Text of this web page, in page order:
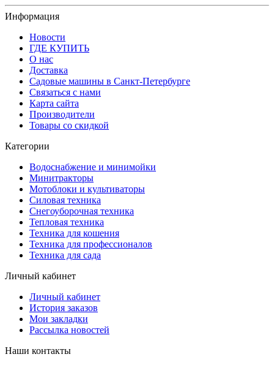
Информация
Новости
ГДЕ КУПИТЬ
О нас
Доставка
Садовые машины в Санкт-Петербурге
Связаться с нами
Карта сайта
Производители
Товары со скидкой
Категории
Водоснабжение и минимойки
Минитракторы
Мотоблоки и культиваторы
Силовая техника
Снегоуборочная техника
Тепловая техника
Техника для кошения
Техника для профессионалов
Техника для сада
Личный кабинет
Личный кабинет
История заказов
Мои закладки
Рассылка новостей
Наши контакты